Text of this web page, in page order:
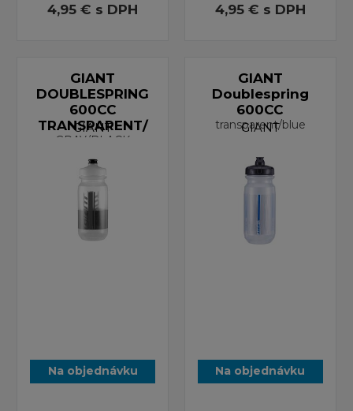
4,95 € s DPH 4,95 € s DPH
GIANT
DOUBLESPRING
600CC
TRANSPARENT/
GRAY/BLACK
GIANT
Na objednávku
GIANT
Doublespring
600CC
transparent/blue
GIANT
Na objednávku